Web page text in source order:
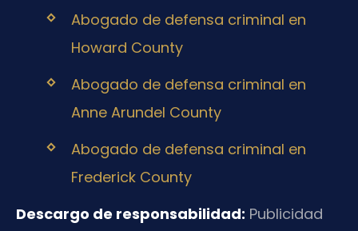
Abogado de defensa criminal en
Howard County
Abogado de defensa criminal en
Anne Arundel County
Abogado de defensa criminal en
Frederick County
Descargo de responsabilidad: Publicidad